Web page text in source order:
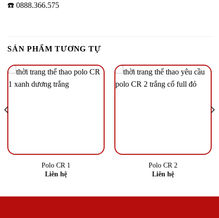
☎️ 0888.366.575
SẢN PHẨM TƯƠNG TỰ
Polo CR 1
Liên hệ
Polo CR 2
Liên hệ